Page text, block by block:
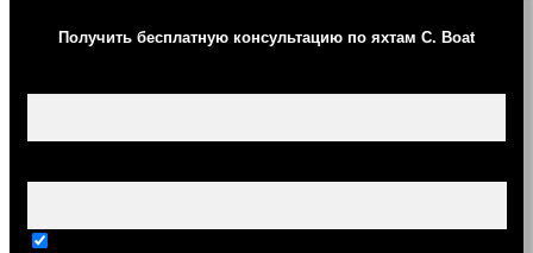
Получить бесплатную консультацию по яхтам C. Boat